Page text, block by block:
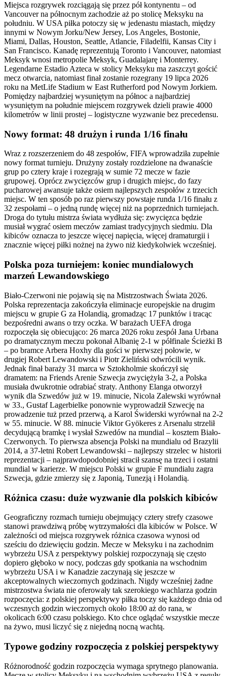
Miejsca rozgrywek rozciągają się przez pół kontynentu – od
Vancouver na północnym zachodzie aż po stolicę Meksyku na
południu. W USA piłka potoczy się w jedenastu miastach, między
innymi w Nowym Jorku/New Jersey, Los Angeles, Bostonie,
Miami, Dallas, Houston, Seattle, Atlancie, Filadelfii, Kansas City i
San Francisco. Kanadę reprezentują Toronto i Vancouver, natomiast
Meksyk wnosi metropolie Meksyk, Guadalajarę i Monterrey.
Legendarne Estadio Azteca w stolicy Meksyku ma zaszczyt gościć
mecz otwarcia, natomiast finał zostanie rozegrany 19 lipca 2026
roku na MetLife Stadium w East Rutherford pod Nowym Jorkiem.
Pomiędzy najbardziej wysuniętym na północ a najbardziej
wysuniętym na południe miejscem rozgrywek dzieli prawie 4000
kilometrów w linii prostej – logistyczne wyzwanie bez precedensu.
Nowy format: 48 drużyn i runda 1/16 finału
Wraz z rozszerzeniem do 48 zespołów, FIFA wprowadziła zupełnie
nowy format turnieju. Drużyny zostały rozdzielone na dwanaście
grup po cztery kraje i rozegrają w sumie 72 mecze w fazie
grupowej. Oprócz zwycięzców grup i drugich miejsc, do fazy
pucharowej awansuje także osiem najlepszych zespołów z trzecich
miejsc. W ten sposób po raz pierwszy powstaje runda 1/16 finału z
32 zespołami – o jedną rundę więcej niż na poprzednich turniejach.
Droga do tytułu mistrza świata wydłuża się: zwycięzca będzie
musiał wygrać osiem meczów zamiast tradycyjnych siedmiu. Dla
kibiców oznacza to jeszcze więcej napięcia, więcej dramaturgii i
znacznie więcej piłki nożnej na żywo niż kiedykolwiek wcześniej.
Polska poza turniejem: koniec mundialowych
marzeń Lewandowskiego
Biało-Czerwoni nie pojawią się na Mistrzostwach Świata 2026.
Polska reprezentacja zakończyła eliminacje europejskie na drugim
miejscu w grupie G za Holandią, gromadząc 17 punktów i tracąc
bezpośredni awans o trzy oczka. W barażach UEFA droga
rozpoczęła się obiecująco: 26 marca 2026 roku zespół Jana Urbana
po dramatycznym meczu pokonał Albanię 2-1 w półfinale Ścieżki B
– po bramce Arbera Hoxhy dla gości w pierwszej połowie, w
drugiej Robert Lewandowski i Piotr Zieliński odwrócili wynik.
Jednak finał baraży 31 marca w Sztokholmie skończył się
dramatem: na Friends Arenie Szwecja zwyciężyła 3-2, a Polska
musiała dwukrotnie odrabiać straty. Anthony Elanga otworzył
wynik dla Szwedów już w 19. minucie, Nicola Zalewski wyrównał
w 33., Gustaf Lagerbielke ponownie wyprowadził Szwecję na
prowadzenie tuż przed przerwą, a Karol Świderski wyrównał na 2-2
w 55. minucie. W 88. minucie Viktor Gyökeres z Arsenalu strzelił
decydującą bramkę i wysłał Szwedów na mundial – kosztem Biało-
Czerwonych. To pierwsza absencja Polski na mundialu od Brazylii
2014, a 37-letni Robert Lewandowski – najlepszy strzelec w historii
reprezentacji – najprawdopodobniej stracił szansę na trzeci i ostatni
mundial w karierze. W miejscu Polski w grupie F mundialu zagra
Szwecja, gdzie zmierzy się z Japonią, Tunezją i Holandią.
Różnica czasu: duże wyzwanie dla polskich kibiców
Geograficzny rozmach turnieju obejmujący cztery strefy czasowe
stanowi prawdziwą próbę wytrzymałości dla kibiców w Polsce. W
zależności od miejsca rozgrywek różnica czasowa wynosi od
sześciu do dziewięciu godzin. Mecze w Meksyku i na zachodnim
wybrzeżu USA z perspektywy polskiej rozpoczynają się często
dopiero głęboko w nocy, podczas gdy spotkania na wschodnim
wybrzeżu USA i w Kanadzie zaczynają się jeszcze w
akceptowalnych wieczornych godzinach. Nigdy wcześniej żadne
mistrzostwa świata nie oferowały tak szerokiego wachlarza godzin
rozpoczęcia: z polskiej perspektywy piłka toczy się każdego dnia od
wczesnych godzin wieczornych około 18:00 aż do rana, w
okolicach 6:00 czasu polskiego. Kto chce oglądać wszystkie mecze
na żywo, musi liczyć się z niejedną nocną wachtą.
Typowe godziny rozpoczęcia z polskiej perspektywy
Różnorodność godzin rozpoczęcia wymaga sprytnego planowania.